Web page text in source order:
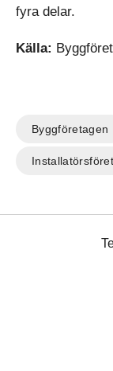
fyra delar.
Källa:
Byggföretagen